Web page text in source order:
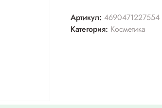
cusion
Артикул: 4690471227554
Категория: Косметика